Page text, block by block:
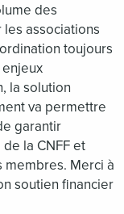
des
associations
toujours
la solution
va permettre
garantir
la CNFF et
membres. Merci à
soutien financier